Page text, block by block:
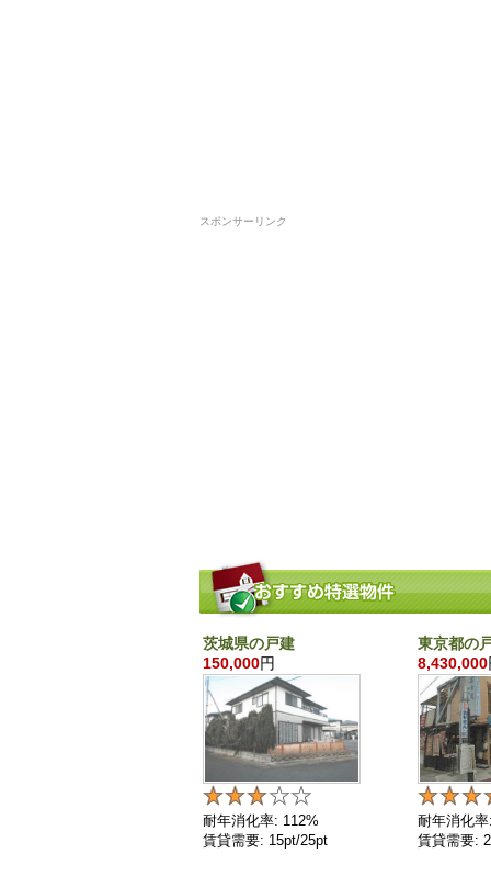
スポンサーリンク
茨城県の戸建
150,000円
耐年消化率: 112%
賃貸需要: 15pt/25pt
東京都の
8,430,000
耐年消化
賃貸需要: